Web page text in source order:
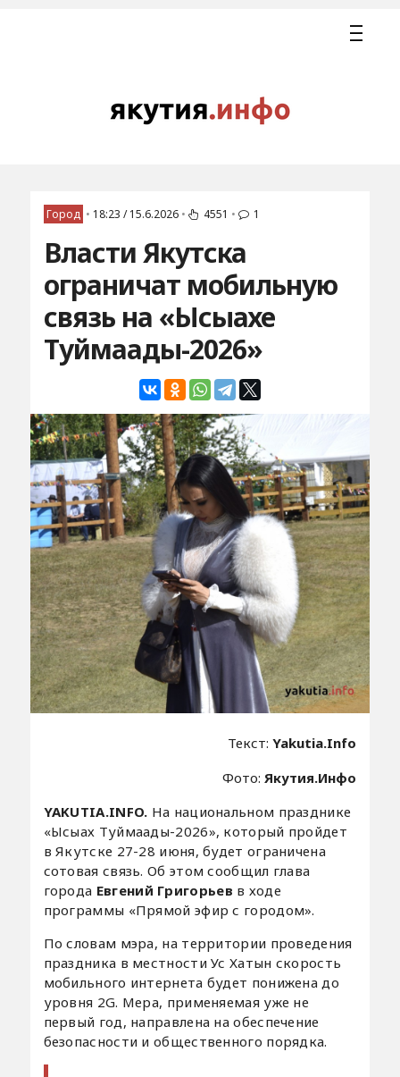
Город • 18:23 / 15.6.2026 • 4551 • 1
Власти Якутска
ограничат мобильную
связь на «Ысыахе
Туймаады-2026»
Текст:Yakutia.Info
Фото: Якутия.Инфо
YAKUTIA.INFO. На национальном празднике
«Ысыах Туймаады-2026», который пройдет
в Якутске 27-28 июня, будет ограничена
сотовая связь. Об этом сообщил глава
города Евгений Григорьев в ходе
программы «Прямой эфир с городом».
По словам мэра, на территории проведения
праздника в местности Ус Хатын скорость
мобильного интернета будет понижена до
уровня 2G. Мера, применяемая уже не
первый год, направлена на обеспечение
безопасности и общественного порядка.